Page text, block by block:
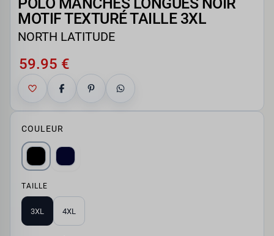
MOTIF TEXTURÉ TAILLE 3XL
NORTH LATITUDE
59.95 €
COULEUR
TAILLE
3XL 4XL